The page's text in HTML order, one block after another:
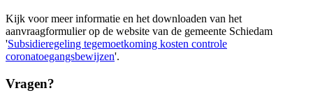
Kijk voor meer informatie en het downloaden van het
aanvraagformulier op de website van de gemeente Schiedam
'Subsidieregeling tegemoetkoming kosten controle
coronatoegangsbewijzen'.
Vragen?